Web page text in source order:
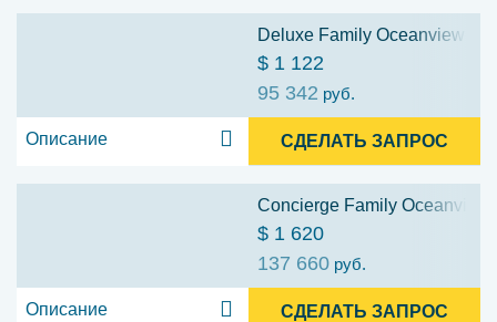
Deluxe Family Oceanview
$ 1 122
95 342 руб.
Описание СДЕЛАТЬ ЗАПРОС
Concierge Family Oceanview
$ 1 620
137 660 руб.
Описание СДЕЛАТЬ ЗАПРОС